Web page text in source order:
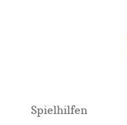
Spielhilfen